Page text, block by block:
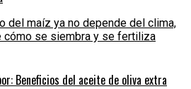
del maíz ya no depende del clima,
cómo se siembra y se fertiliza